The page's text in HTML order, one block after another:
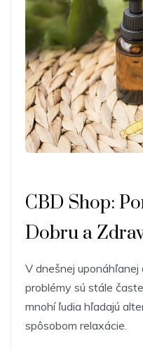
CBD Shop:
Dobru a
V dnešnej
problémy sú stále
mnohí ľudia hľadajú
spôsobom relaxácie.